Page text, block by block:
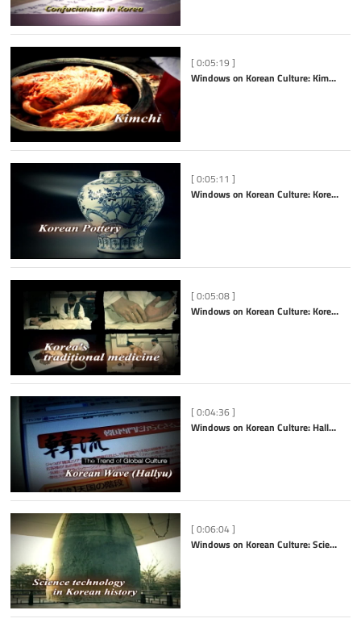
[ 0:05:19 ]
Windows on Korean Culture: Kimchi
[ 0:05:11 ]
Windows on Korean Culture: Korean Pottery
[ 0:05:08 ]
Windows on Korean Culture: Korea’s Traditional Medicine
[ 0:04:36 ]
Windows on Korean Culture: Hallyu (Korean Wave)
[ 0:06:04 ]
Windows on Korean Culture: Science Technology in Korean History